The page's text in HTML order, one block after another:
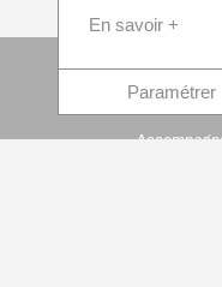
En savoir +
Paramétrer